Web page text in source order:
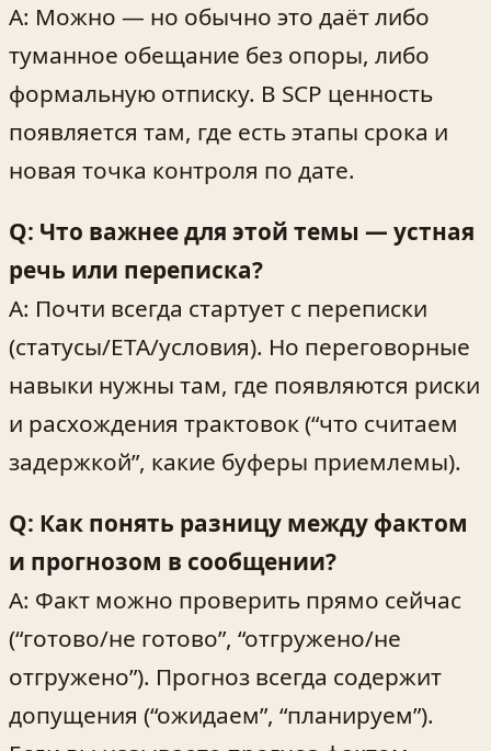
A: Можно — но обычно это даёт либо
туманное обещание без опоры, либо
формальную отписку. В SCP ценность
появляется там, где есть этапы срока и
новая точка контроля по дате.
Q: Что важнее для этой темы — устная
речь или переписка?
A: Почти всегда стартует с переписки
(статусы/ETA/условия). Но переговорные
навыки нужны там, где появляются риски
и расхождения трактовок (“что считаем
задержкой”, какие буферы приемлемы).
Q: Как понять разницу между фактом
и прогнозом в сообщении?
A: Факт можно проверить прямо сейчас
(“готово/не готово”, “отгружено/не
отгружено”). Прогноз всегда содержит
допущения (“ожидаем”, “планируем”).